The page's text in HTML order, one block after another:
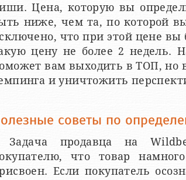
Цена, которую вы
ниже, чем та, по которой
что при этой цене вы
цену не более 2 недель.
вам выходить в ТОП, но
и уничтожить
советы по
Задача продавца на
что товар
Если покупатель